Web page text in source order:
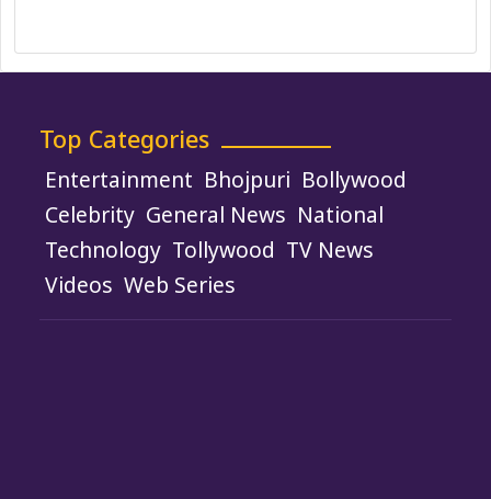
Top Categories
Entertainment Bhojpuri Bollywood
Celebrity General News National
Technology Tollywood TV News
Videos Web Series